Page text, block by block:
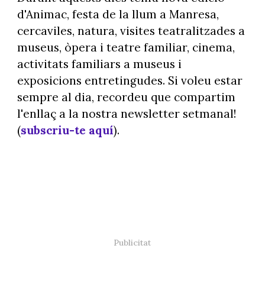
d'Animac, festa de la llum a Manresa,
cercaviles, natura, visites teatralitzades a
museus, òpera i teatre familiar, cinema,
activitats familiars a museus i
exposicions entretingudes. Si voleu estar
sempre al dia, recordeu que compartim
l'enllaç a la nostra newsletter setmanal!
(subscriu-te aquí).